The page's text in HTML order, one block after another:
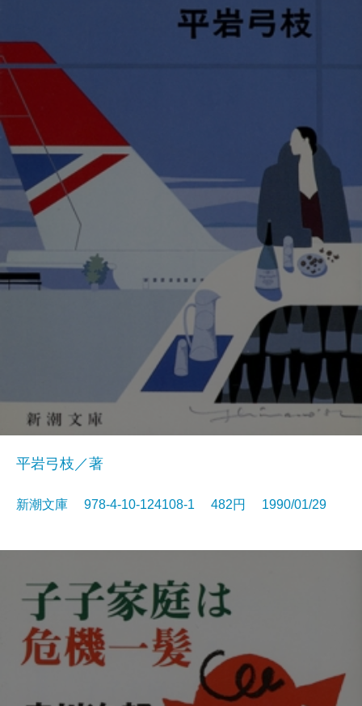
平岩弓枝／著
新潮文庫 978-4-10-124108-1 482円 1990/01/29